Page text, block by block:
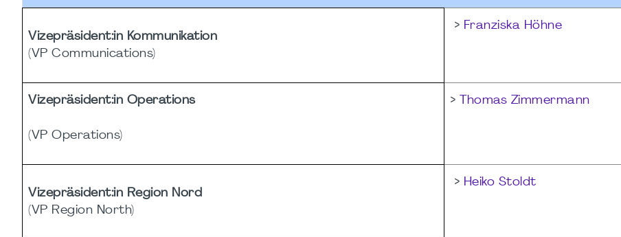
Vizepräsident:in Kommunikation
(VP Communications)
> Franziska Höhne
Vizepräsident:in Operations
(VP Operations)
> Thomas Zimmermann
Vizepräsident:in Region Nord
(VP Region North)
> Heiko Stoldt